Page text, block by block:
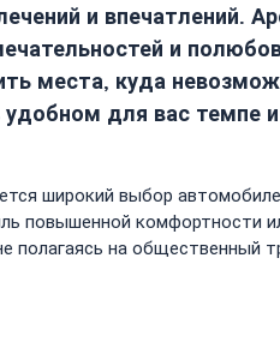
и впечатлений.
и
места, куда
для вас темпе
широкий выбор
повышенной комфортности
полагаясь на общественный